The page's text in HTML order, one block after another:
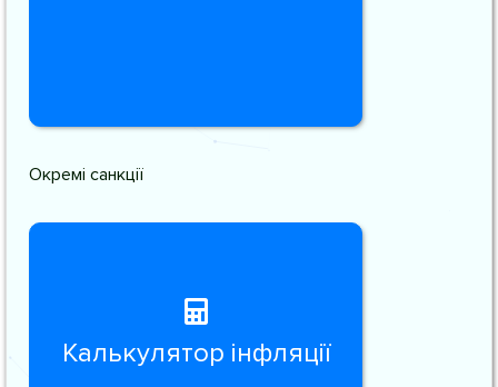
Окремі санкції
Калькулятор інфляції